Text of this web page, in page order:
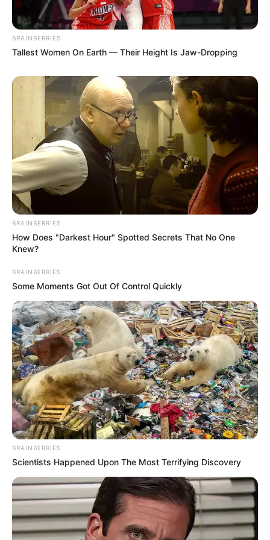
Could Everyday Habits Affect Your Joint Comfort?
JOINT CARE
Owe $20k+ Across Multiple Bills? The 2-Minute
Calculator Clearing Balances
JG WENTWORTH
Homeowners: The Hidden Breaker Bleed That
Triples Your Power Bill
STOPWATT
BRAINBERRIES
Tallest Women On Earth — Their Height Is Jaw-Dropping
BRAINBERRIES
How Does "Darkest Hour" Spotted Secrets That No One
Knew?
BRAINBERRIES
Some Moments Got Out Of Control Quickly
BRAINBERRIES
Scientists Happened Upon The Most Terrifying Discovery